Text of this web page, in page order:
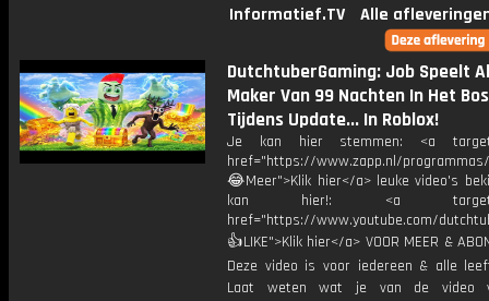
Informatief.TV
Alle
DutchtuberGaming: Job Speelt
Maker Van 99 Nachten In Het Bos
Tijdens Update... In Roblox!
Je kan hier stemmen: <a
href="https://www.zapp.nl/
😂Meer">Klik hier</a> leuke video's
kan hier!: <a
href="https://www.youtube.com/
👍LIKE">Klik hier</a> VOOR MEER &
Deze video is voor iedereen & alle
Laat weten wat je van de video